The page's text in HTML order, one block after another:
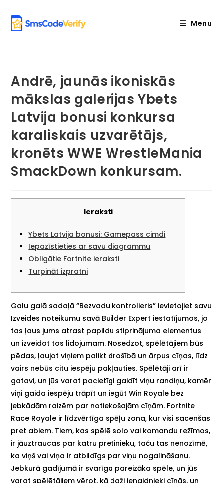
content
Menu
Andrē, jaunās ikoniskās
mākslas galerijas Ybets
Latvija bonusi konkursa
karaliskais uzvarētājs,
kronēts WWE WrestleMania
SmackDown konkursam.
Ieraksti
Ybets Latvija bonusi: Gamepass cimdi
Iepazīstieties ar savu diagrammu
Obligātie Fortnite ieraksti
Turpināt izpratni
Galu galā sadaļā “Bezvadu kontrolieris” ievietojiet savu
Izveides noteikumu savā Builder Expert iestatījumos, jo
tas ļaus jums atrast papildu stiprinājuma elementus
un izveidot tos lidojumam. Nosedzot, spēlētājiem būs
pēdas, ļaujot viņiem palikt drošībā un ārpus cīņas, līdz
vairs nebūs citu iespēju pakļauties. Spēlētāji arī ir
gatavi, un jūs varat pacietīgi gaidīt viņu randiņu, kamēr
viņi gaida iespēju trāpīt un iegūt Win Royale bez
jebkādām raizēm par notiekošajām cīņām. Fortnite
Race Royale ir līdzvērtīga spēļu zona, kur visi sacenšas
pret abiem. Tiem, kas spēlē solo vai komandu režīmos,
ir jāuztraucas par katru pretinieku, taču tas nenozīmē,
ka viņš vai viņa ir atbildīgs par viņu nogalināšanu.
Jebkurā gadījumā ir svarīga pareizāka spēle, un jūs
varat spēlētājiem vērot, kā daži ienaidnieki cīnās, un